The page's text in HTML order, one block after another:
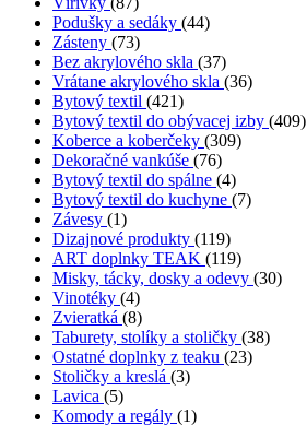
Podušky a sedáky (44)
Zásteny (73)
Bez akrylového skla (37)
Vrátane akrylového skla (36)
Bytový textil (421)
Bytový textil do obývacej izby (409)
Koberce a koberčeky (309)
Dekoračné vankúše (76)
Bytový textil do spálne (4)
Bytový textil do kuchyne (7)
Závesy (1)
Dizajnové produkty (119)
ART doplnky TEAK (119)
Misky, tácky, dosky a odevy (30)
Vinotéky (4)
Zvieratká (8)
Taburety, stolíky a stoličky (38)
Ostatné doplnky z teaku (23)
Stoličky a kreslá (3)
Lavica (5)
Komody a regály (1)